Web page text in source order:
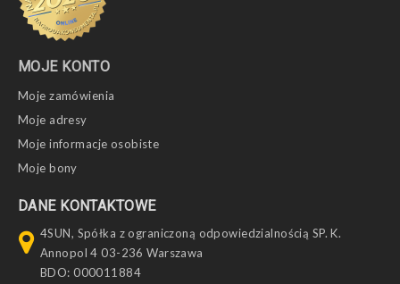
MOJE KONTO
Moje zamówienia
Moje adresy
Moje informacje osobiste
Moje bony
DANE KONTAKTOWE
4SUN, Spółka z ograniczoną odpowiedzialnością SP. K.
Annopol 4 03-236 Warszawa
BDO: 000011884